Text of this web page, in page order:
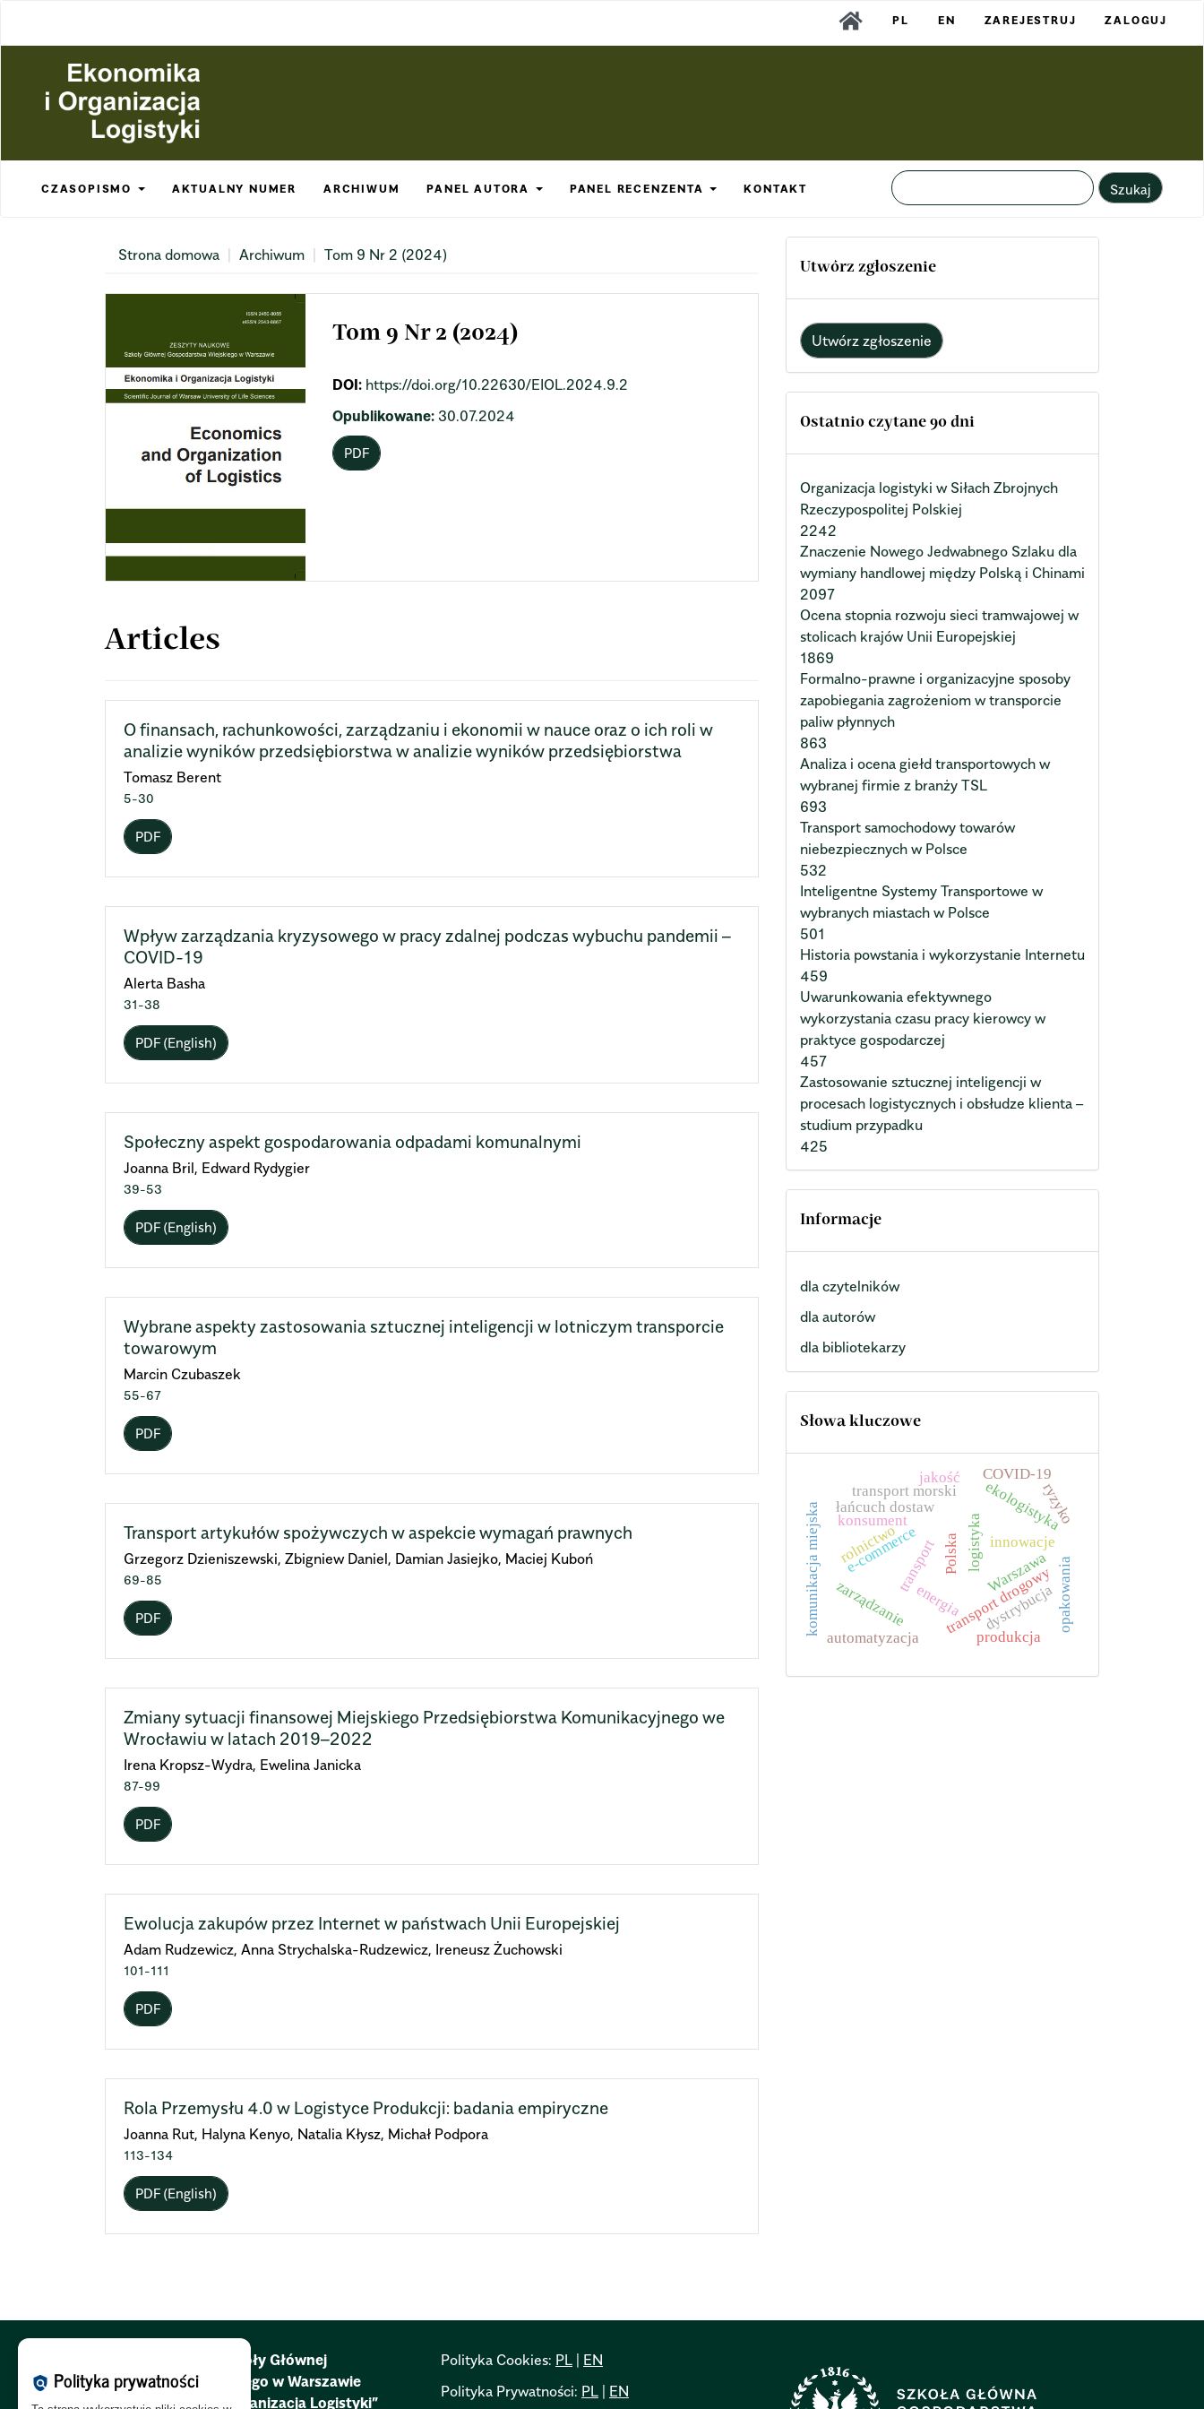
Content
Sidebar
PL EN ZAREJESTRUJ ZALOGUJ
CZASOPISMO AKTUALNY NUMER ARCHIWUM PANEL AUTORA PANEL RECENZENTA KONTAKT Szukaj
Strona domowa Archiwum Tom 9 Nr 2 (2024)
Tom 9 Nr 2 (2024)
DOI: https://doi.org/10.22630/EIOL.2024.9.2
Opublikowane: 30.07.2024
PDF
Articles
O finansach, rachunkowości, zarządzaniu i ekonomii w nauce oraz o ich roli w
analizie wyników przedsiębiorstwa w analizie wyników przedsiębiorstwa
Tomasz Berent
5-30
PDF
Wpływ zarządzania kryzysowego w pracy zdalnej podczas wybuchu pandemii –
COVID-19
Alerta Basha
31-38
PDF (English)
Społeczny aspekt gospodarowania odpadami komunalnymi
Joanna Bril, Edward Rydygier
39-53
PDF (English)
Wybrane aspekty zastosowania sztucznej inteligencji w lotniczym transporcie
towarowym
Marcin Czubaszek
55-67
PDF
Transport artykułów spożywczych w aspekcie wymagań prawnych
Grzegorz Dzieniszewski, Zbigniew Daniel, Damian Jasiejko, Maciej Kuboń
69-85
PDF
Zmiany sytuacji finansowej Miejskiego Przedsiębiorstwa Komunikacyjnego we
Wrocławiu w latach 2019–2022
Irena Kropsz-Wydra, Ewelina Janicka
87-99
PDF
Ewolucja zakupów przez Internet w państwach Unii Europejskiej
Adam Rudzewicz, Anna Strychalska-Rudzewicz, Ireneusz Żuchowski
101-111
PDF
Rola Przemysłu 4.0 w Logistyce Produkcji: badania empiryczne
Joanna Rut, Halyna Kenyo, Natalia Kłysz, Michał Podpora
113-134
PDF (English)
Utwórz zgłoszenie
Utwórz zgłoszenie
Ostatnio czytane 90 dni
Organizacja logistyki w Siłach Zbrojnych
Rzeczypospolitej Polskiej
2242
Znaczenie Nowego Jedwabnego Szlaku dla
wymiany handlowej między Polską i Chinami
2097
Ocena stopnia rozwoju sieci tramwajowej w
stolicach krajów Unii Europejskiej
1869
Formalno-prawne i organizacyjne sposoby
zapobiegania zagrożeniom w transporcie
paliw płynnych
863
Analiza i ocena giełd transportowych w
wybranej firmie z branży TSL
693
Transport samochodowy towarów
niebezpiecznych w Polsce
532
Inteligentne Systemy Transportowe w
wybranych miastach w Polsce
501
Historia powstania i wykorzystanie Internetu
459
Uwarunkowania efektywnego
wykorzystania czasu pracy kierowcy w
praktyce gospodarczej
457
Zastosowanie sztucznej inteligencji w
procesach logistycznych i obsłudze klienta –
studium przypadku
425
Informacje
dla czytelników
dla autorów
dla bibliotekarzy
Słowa kluczowe
logistyka
transport
łańcuch dostaw
innowacje
zarządzanie transport drogowy
dystrybucja
Polska
e-commerce Warszawa
komunikacja miejska ekologistyka
COVID-19
energia
produkcja
rolnictwo
ryzyko
transport morski
jakość
konsument
automatyzacja
opakowania
Zeszyty Naukowe Szkoły Głównej
Gospodarstwa Wiejskiego w Warszawie
seria: “Ekonomika i Organizacja Logistyki”
Polityka Cookies: PL
EN
Polityka Prywatności: PL | EN
policy Polityka prywatności